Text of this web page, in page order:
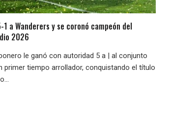
a Wanderers y se coronó campeón del
2026
le ganó con autoridad 5 a | al conjunto
primer tiempo arrollador, conquistando el título